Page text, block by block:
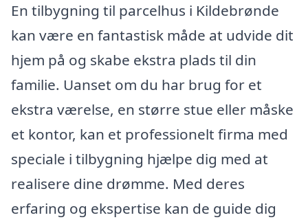
En tilbygning til parcelhus i Kildebrønde
kan være en fantastisk måde at udvide dit
hjem på og skabe ekstra plads til din
familie. Uanset om du har brug for et
ekstra værelse, en større stue eller måske
et kontor, kan et professionelt firma med
speciale i tilbygning hjælpe dig med at
realisere dine drømme. Med deres
erfaring og ekspertise kan de guide dig